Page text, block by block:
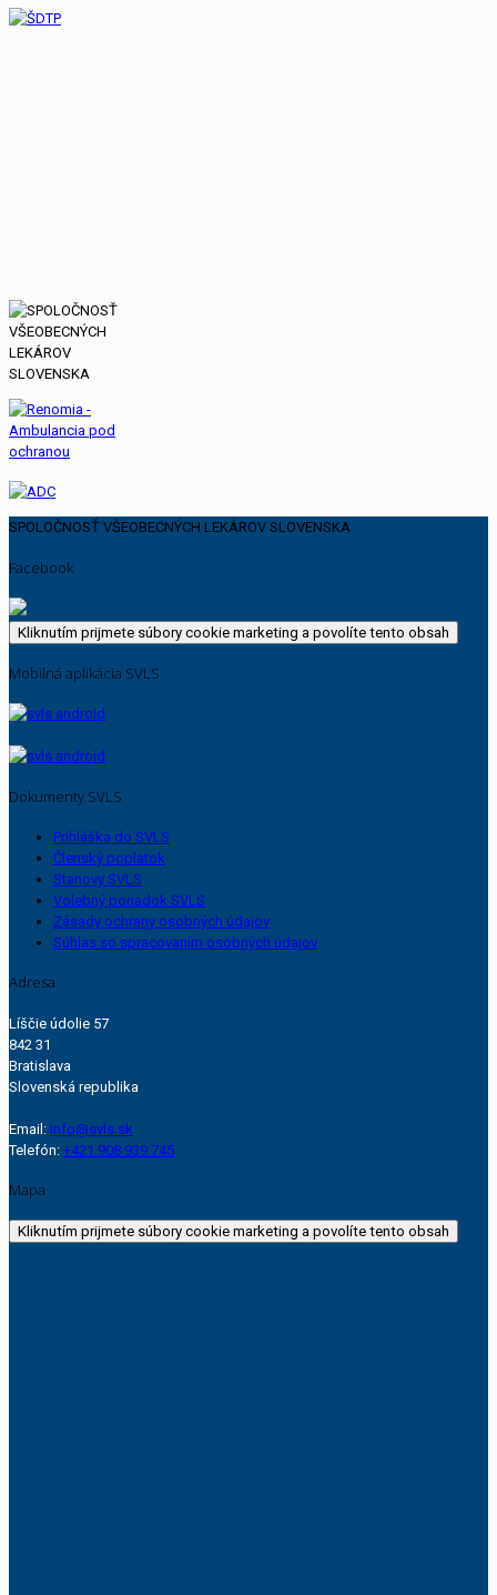
SPOLOČNOSŤ VŠEOBECNÝCH LEKÁROV SLOVENSKA
Facebook
Kliknutím prijmete súbory cookie marketing a povolíte tento obsah
Mobilná aplikácia SVLS
Dokumenty SVLS
Prihláška do SVLS
Členský poplatok
Stanovy SVLS
Volebný poriadok SVLS
Zásady ochrany osobných údajov
Súhlas so spracovaním osobných údajov
Adresa
Líščie údolie 57
842 31
Bratislava
Slovenská republika
Email: info@svls.sk
Telefón: +421 908 939 745
Mapa
Kliknutím prijmete súbory cookie marketing a povolíte tento obsah